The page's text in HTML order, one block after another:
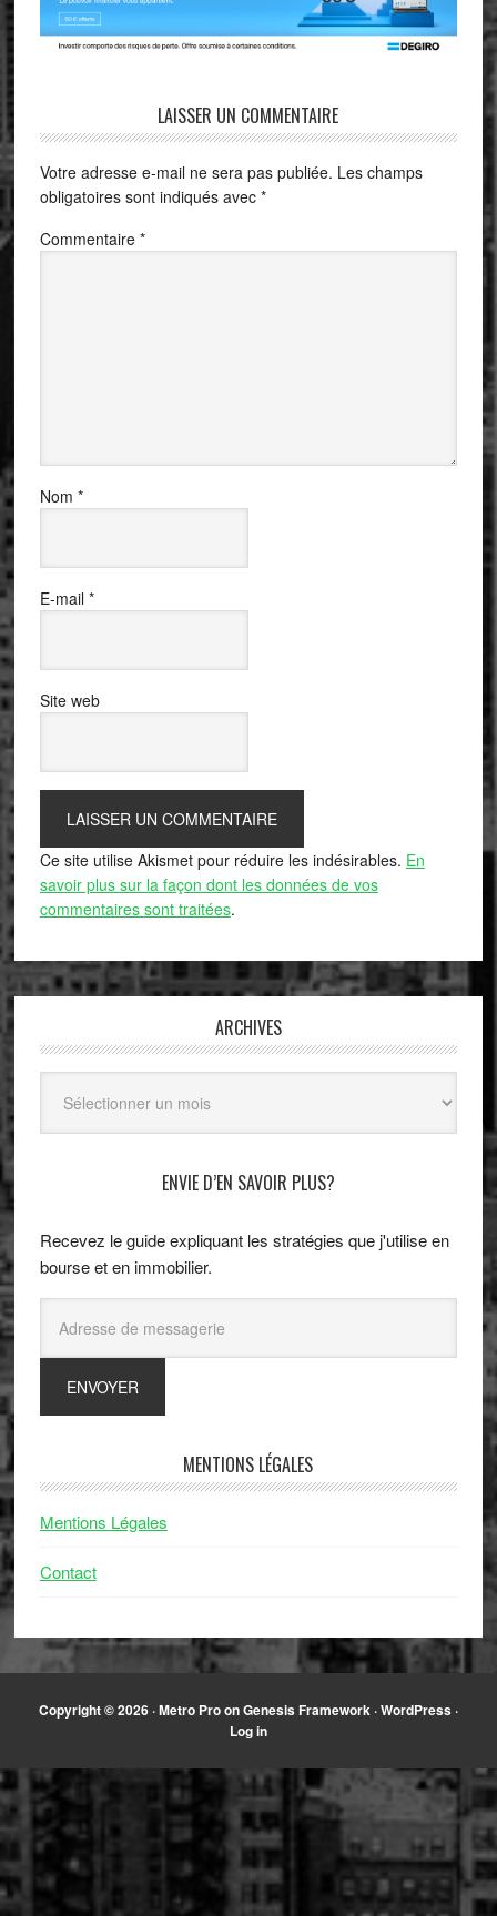
LAISSER UN COMMENTAIRE
Votre adresse e-mail ne sera pas publiée. Les champs
obligatoires sont indiqués avec *
Commentaire *
Nom *
E-mail *
Site web
Ce site utilise Akismet pour réduire les indésirables. En
savoir plus sur la façon dont les données de vos
commentaires sont traitées.
ARCHIVES
ENVIE D’EN SAVOIR PLUS?
Recevez le guide expliquant les stratégies que j'utilise en
bourse et en immobilier.
MENTIONS LÉGALES
Mentions Légales
Contact
Copyright © 2026 ·Metro ProonGenesis Framework ·WordPress ·
Log in